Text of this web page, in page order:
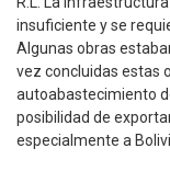
insuficiente y se
Algunas obras
vez concluidas estas
autoabastecimiento
posibilidad de
especialmente a